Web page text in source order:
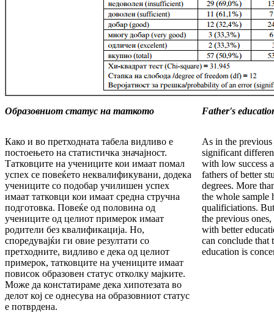
Образовниот статус на таткото Father's
Како и во претходната табела видливо е
постоењето на статистичка значајност.
Татковците на учениците кои имаат помал
успех се повеќето неквалификувани, додека
учениците со подобар училишен успех
имаат татковци кои имаат средна стручна
подготовка. Повеќе од половина од
учениците од целиот примерок имаат
родители без квалификација. Но,
споредувајќи ги овие резултати со
претходните, видливо е дека од целиот
примерок, татковците на учениците имаат
повисок образовен статус отколку мајките.
Може да констатираме дека хипотезата во
делот кој се однесува на образовниот статус
е потврдена.
As in the
significant
with low success
fathers of better
degrees. More
the whole sample
qualificiations.
the previous ones,
with better
can conclude that
education is